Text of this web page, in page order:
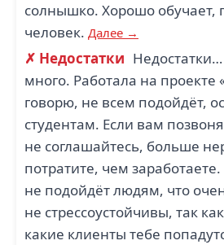
солнышко. Хорошо обучает,
человек. Далее →
✗ Недостатки
много. Работала на проекте
говорю, не всем подойдёт,
студентам. Если вам
не соглашайтесь, больше
потратите, чем заработаете.
не подойдёт людям, что
не стрессоустойчивы, так
какие клиенты тебе